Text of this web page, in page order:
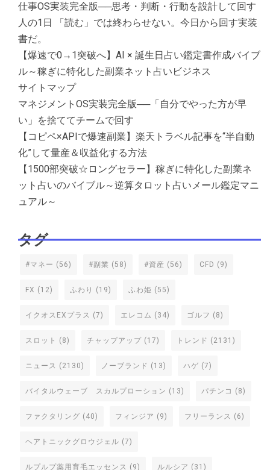
仕事OS実装完全版──思考・判断・行動を設計して回す
人の1日 「読む」では終わらせない。今日から回す実装
書だ。
【爆速で0→1突破へ】AI × 誕生日占い鑑定書作成バイブ
ル～稼ぎに特化した副業ネット占いビジネス
サイトマップ
マネジメントOS実装完全版──「自分でやった方が早
い」を捨ててチームで回す
【コピペ×APIで爆速副業】楽天トラベル記事を“半自動
化”して量産＆収益化する方法
【1500部突破☆ロングセラー】稼ぎに特化した副業ネ
ット占いのバイブル～逆算タロット占いメール鑑定マニ
ュアル～
タグ
#マネー (56) #副業 (58) #資産 (56) CFD (9)
FX (12) ふわり (19) ふわ姫 (55)
イクオスEXプラス (7) エレコム (34) ゴルフ (8)
スロット (8) チャップアップ (17) トレンド (2131)
ニュース (2130) ノーブランド (13) ハゲ (7)
バイタルウェーブ スカルプローション (13) パチンコ (8)
ファクタリング (40) フィンジア (9) フリーランス (6)
ヘアトニックグロウジェル (7)
ルプルプ薬用育毛エッセンス (9) ルルシア (31)